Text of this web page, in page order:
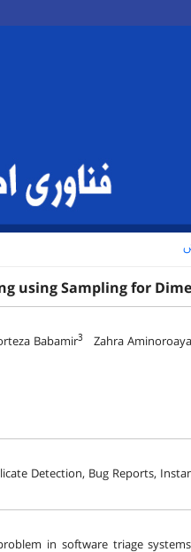
using Sampling for
Babamir3 Zahra Aminoroaya
Detection, Bug Reports,
in software triage